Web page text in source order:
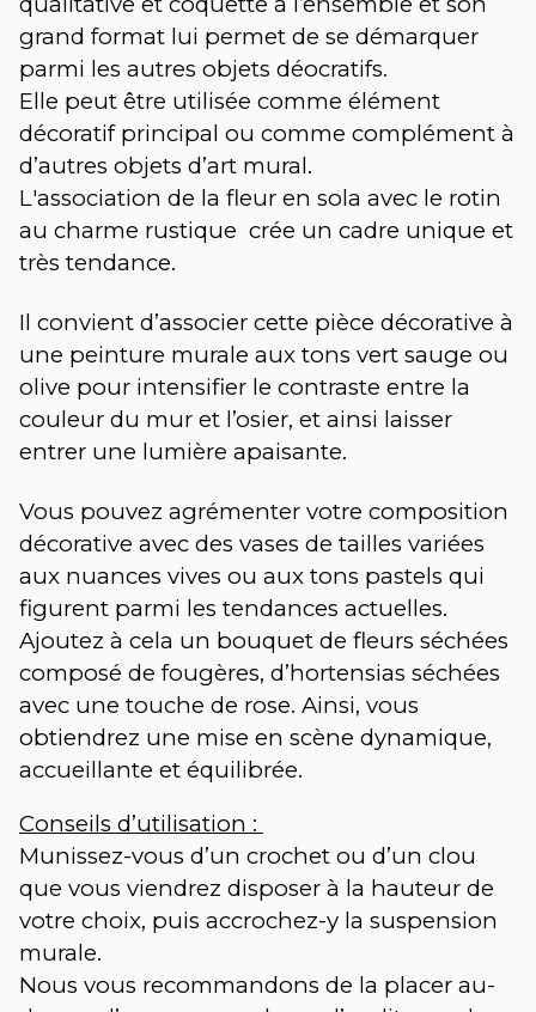
grand format lui permet de se démarquer
parmi les autres objets déocratifs.
Elle peut être utilisée comme élément
décoratif principal ou comme complément à
d’autres objets d’art mural.
L'association de la fleur en sola avec le rotin
au charme rustique  crée un cadre unique et
très tendance.
Il convient d’associer cette pièce décorative à
une peinture murale aux tons vert sauge ou
olive pour intensifier le contraste entre la
couleur du mur et l’osier, et ainsi laisser
entrer une lumière apaisante.
Vous pouvez agrémenter votre composition
décorative avec des vases de tailles variées
aux nuances vives ou aux tons pastels qui
figurent parmi les tendances actuelles.
Ajoutez à cela un bouquet de fleurs séchées
composé de fougères, d’hortensias séchées
avec une touche de rose. Ainsi, vous
obtiendrez une mise en scène dynamique,
accueillante et équilibrée.
Conseils d’utilisation :
Munissez-vous d’un crochet ou d’un clou
que vous viendrez disposer à la hauteur de
votre choix, puis accrochez-y la suspension
murale.
Nous vous recommandons de la placer au-